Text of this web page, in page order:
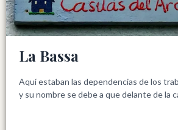
La Bassa
Aquí estaban las dependencias de los
y su nombre se debe a que delante de la